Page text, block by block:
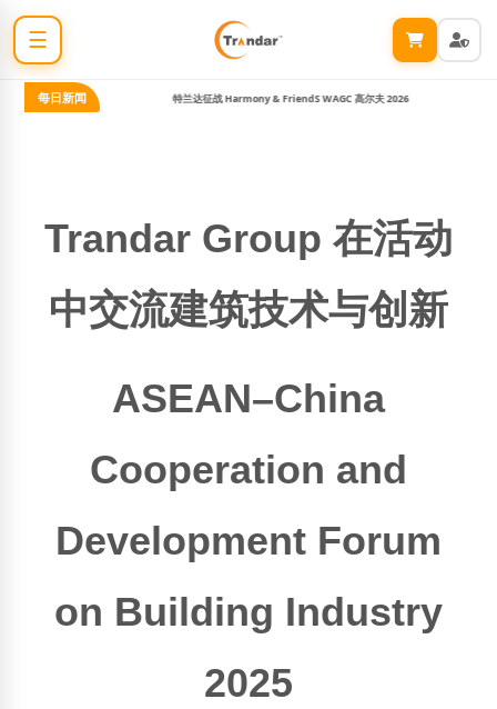
☰
每日新闻 特兰达征战 Harmony & FriendS WAGC 高尔夫 2026
Trandar Group 在活动
中交流建筑技术与创新
ASEAN–China
Cooperation and
Development Forum
on Building Industry
2025